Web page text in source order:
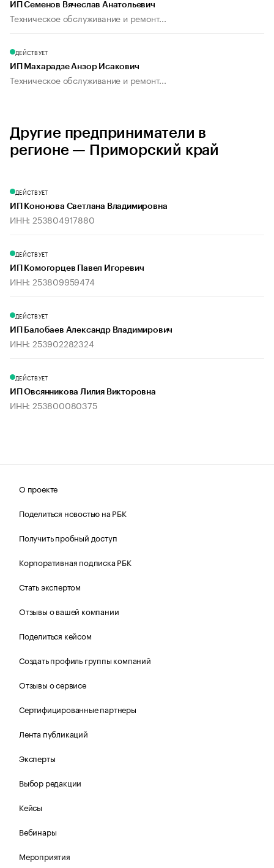
ИП Семенов Вячеслав Анатольевич
Техническое обслуживание и ремонт...
ДЕЙСТВУЕТ
ИП Махарадзе Анзор Исакович
Техническое обслуживание и ремонт...
Другие предприниматели в
регионе — Приморский край
ДЕЙСТВУЕТ
ИП Кононова Светлана Владимировна
ИНН: 253804917880
ДЕЙСТВУЕТ
ИП Комогорцев Павел Игоревич
ИНН: 253809959474
ДЕЙСТВУЕТ
ИП Балобаев Александр Владимирович
ИНН: 253902282324
ДЕЙСТВУЕТ
ИП Овсянникова Лилия Викторовна
ИНН: 253800080375
О проекте
Поделиться новостью на РБК
Получить пробный доступ
Корпоративная подписка РБК
Стать экспертом
Отзывы о вашей компании
Поделиться кейсом
Создать профиль группы компаний
Отзывы о сервисе
Сертифицированные партнеры
Лента публикаций
Эксперты
Выбор редакции
Кейсы
Вебинары
Мероприятия